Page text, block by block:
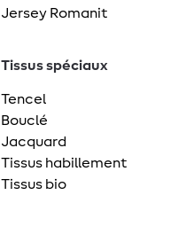
Jersey Romanit
Tissus spéciaux
Tencel
Bouclé
Jacquard
Tissus habillement
Tissus bio